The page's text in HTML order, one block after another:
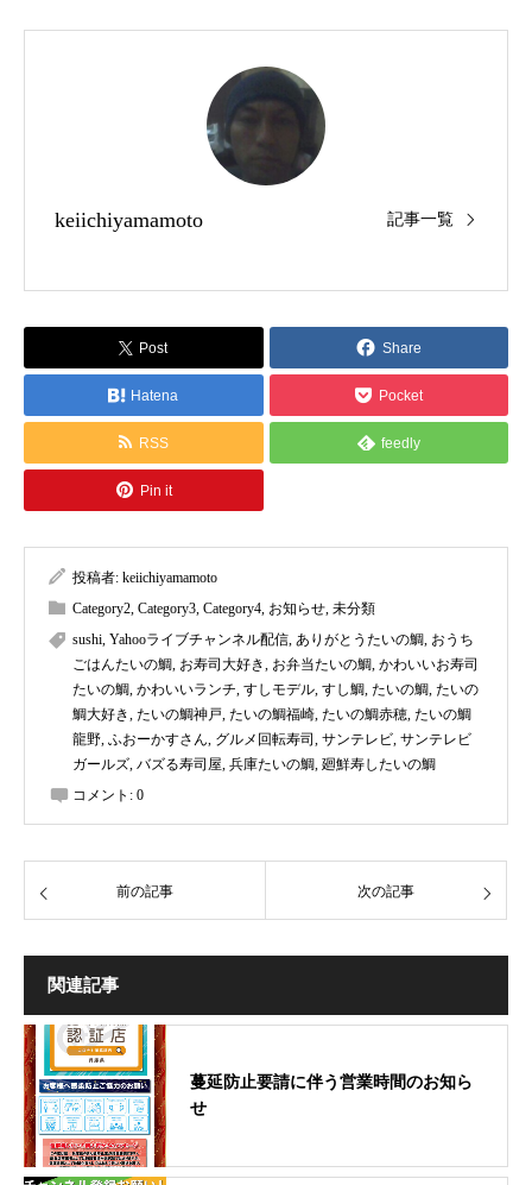
keiichiyamamoto 記事一覧
Post Share
Hatena Pocket
RSS feedly
Pin it
投稿者: keiichiyamamoto
Category2, Category3, Category4, お知らせ, 未分類
sushi, Yahooライブチャンネル配信, ありがとうたいの鯛, おうち
ごはんたいの鯛, お寿司大好き, お弁当たいの鯛, かわいいお寿司
たいの鯛, かわいいランチ, すしモデル, すし鯛, たいの鯛, たいの
鯛大好き, たいの鯛神戸, たいの鯛福崎, たいの鯛赤穂, たいの鯛
龍野, ふおーかすさん, グルメ回転寿司, サンテレビ, サンテレビ
ガールズ, バズる寿司屋, 兵庫たいの鯛, 廻鮮寿したいの鯛
コメント: 0
前の記事 次の記事
関連記事
蔓延防止要請に伴う営業時間のお知ら
せ